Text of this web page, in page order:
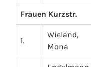
Frauen Kurzstr.
1.
Wieland,
Mona